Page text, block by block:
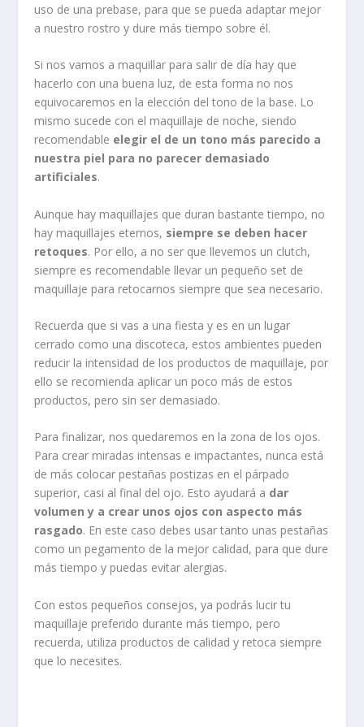
uso de una prebase, para que se pueda adaptar mejor
a nuestro rostro y dure más tiempo sobre él.
Si nos vamos a maquillar para salir de día hay que
hacerlo con una buena luz, de esta forma no nos
equivocaremos en la elección del tono de la base. Lo
mismo sucede con el maquillaje de noche, siendo
recomendable elegir el de un tono más parecido a
nuestra piel para no parecer demasiado
artificiales.
Aunque hay maquillajes que duran bastante tiempo, no
hay maquillajes eternos, siempre se deben hacer
retoques. Por ello, a no ser que llevemos un clutch,
siempre es recomendable llevar un pequeño set de
maquillaje para retocarnos siempre que sea necesario.
Recuerda que si vas a una fiesta y es en un lugar
cerrado como una discoteca, estos ambientes pueden
reducir la intensidad de los productos de maquillaje, por
ello se recomienda aplicar un poco más de estos
productos, pero sin ser demasiado.
Para finalizar, nos quedaremos en la zona de los ojos.
Para crear miradas intensas e impactantes, nunca está
de más colocar pestañas postizas en el párpado
superior, casi al final del ojo. Esto ayudará a dar
volumen y a crear unos ojos con aspecto más
rasgado. En este caso debes usar tanto unas pestañas
como un pegamento de la mejor calidad, para que dure
más tiempo y puedas evitar alergias.
Con estos pequeños consejos, ya podrás lucir tu
maquillaje preferido durante más tiempo, pero
recuerda, utiliza productos de calidad y retoca siempre
que lo necesites.